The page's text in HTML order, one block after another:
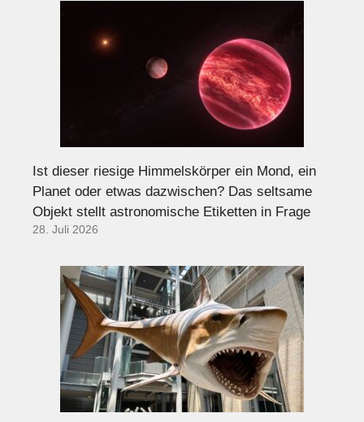
Ist dieser riesige Himmelskörper ein Mond, ein
Planet oder etwas dazwischen? Das seltsame
Objekt stellt astronomische Etiketten in Frage
28. Juli 2026